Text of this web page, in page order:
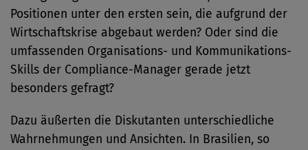
Positionen unter den ersten sein, die aufgrund der
Wirtschaftskrise abgebaut werden? Oder sind die
umfassenden Organisations- und Kommunikations-
Skills der Compliance-Manager gerade jetzt
besonders gefragt?
Dazu äußerten die Diskutanten unterschiedliche
Wahrnehmungen und Ansichten. In Brasilien, so